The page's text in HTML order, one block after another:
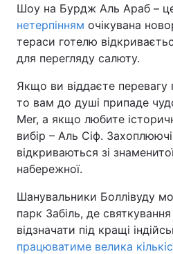
Шоу на Бурдж Аль Араб –
нетерпінням очікувана
тераси готелю
для перегляду салюту.
Якщо ви віддаєте перевагу
то вам до душі припаде
Mer, а якщо любите
вибір – Аль Сіф.
відкриваються зі
набережної.
Шанувальники Боллівуду
парк Забіль, де
відзначати під кращі
працюватиме велика